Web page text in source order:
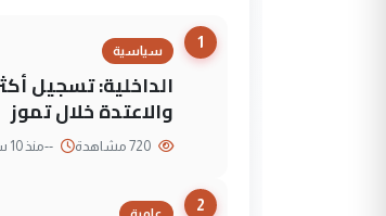
1
سياسية
والاعتدة خلال تموز
--منذ 10 ساعة
2